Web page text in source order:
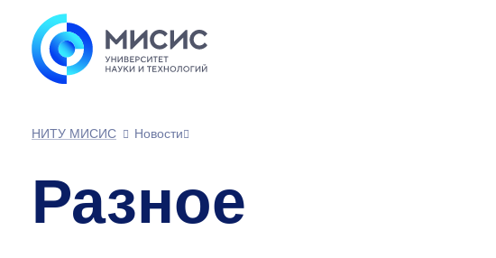
НИТУ МИСИС Новости
Разное